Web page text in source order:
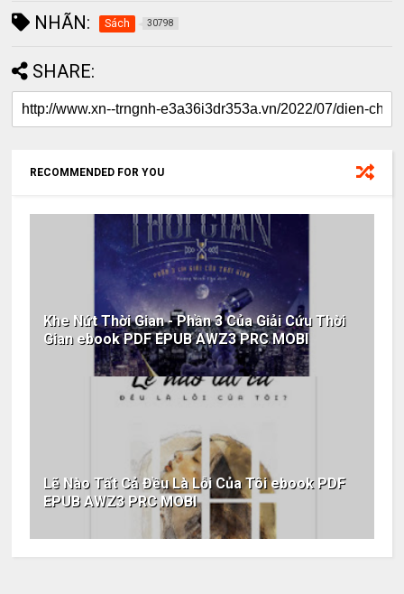
NHÃN: Sách 30798
SHARE:
RECOMMENDED FOR YOU
Khe Nứt Thời Gian - Phần 3 Của Giải Cứu Thời
Gian ebook PDF EPUB AWZ3 PRC MOBI
Lẽ Nào Tất Cả Đều Là Lỗi Của Tôi ebook PDF
EPUB AWZ3 PRC MOBI